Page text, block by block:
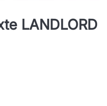
LANDLORD